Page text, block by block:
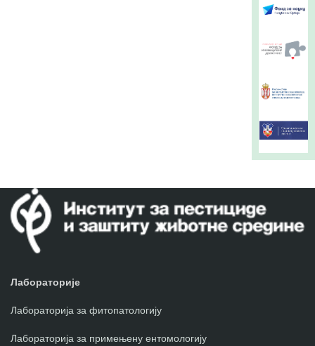
Лабораторије
Лабораторија за фитопатологију
Лабораторија за примењену ентомологију